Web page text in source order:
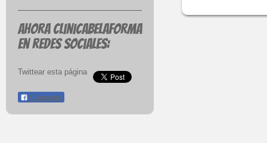
Ahora clinicabelaforma
en redes sociales:
Twittear esta página
Compartir